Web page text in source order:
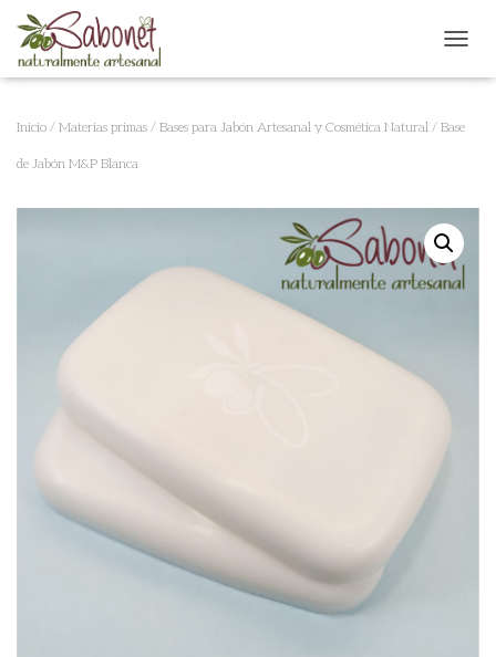
Inicio / Materias primas / Bases para Jabón Artesanal y Cosmética Natural / Base
de Jabón M&P Blanca